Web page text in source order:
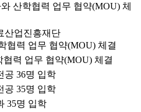
산학협력 업무 협약(MOU) 체
산업진흥재단
협력 업무 협약(MOU) 체결
력 업무 협약(MOU) 체결
공 36명 입학
공 35명 입학
35명 입학